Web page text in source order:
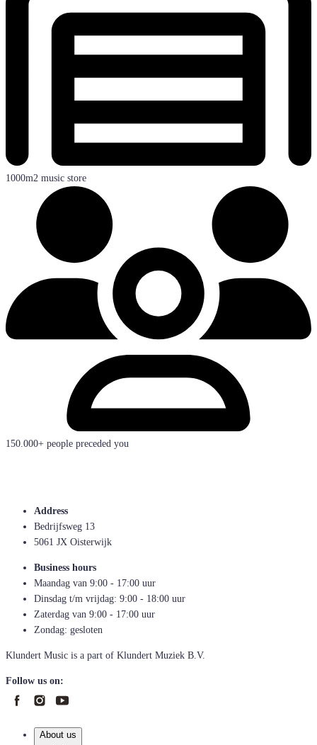
1000m2 music store
150.000+ people preceded you
Address
Bedrijfsweg 13
5061 JX Oisterwijk
Business hours
Maandag van 9:00 - 17:00 uur
Dinsdag t/m vrijdag: 9:00 - 18:00 uur
Zaterdag van 9:00 - 17:00 uur
Zondag: gesloten
Klundert Music is a part of Klundert Muziek B.V.
Follow us on:
About us